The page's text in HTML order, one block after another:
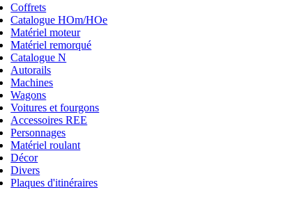
Coffrets
Catalogue HOm/HOe
Matériel moteur
Matériel remorqué
Catalogue N
Autorails
Machines
Wagons
Voitures et fourgons
Accessoires REE
Personnages
Matériel roulant
Décor
Divers
Plaques d'itinéraires